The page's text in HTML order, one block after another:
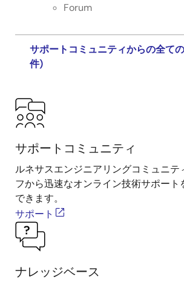
Forum
サポートコミュニティからの全て
件)
サポートコミュニティ
ルネサスエンジニアリングコミュニテ
フから迅速なオンライン技術サポート
できます。
サポート
ナレッジベース